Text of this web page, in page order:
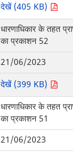
देखें (405 KB)
धारणाधिकार के तहत
का प्रकाशन 52
21/06/2023
देखें (399 KB)
धारणाधिकार के तहत
का प्रकाशन 51
21/06/2023